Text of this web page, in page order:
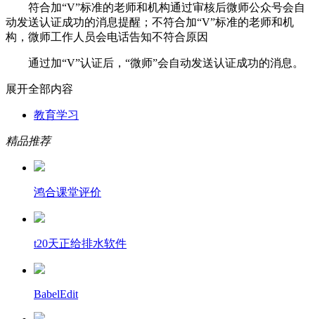
符合加“V”标准的老师和机构通过审核后微师公众号会自
动发送认证成功的消息提醒；不符合加“V”标准的老师和机
构，微师工作人员会电话告知不符合原因
通过加“V”认证后，“微师”会自动发送认证成功的消息。
展开全部内容
教育学习
精品推荐
鸿合课堂评价
t20天正给排水软件
BabelEdit